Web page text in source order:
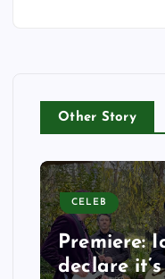
Other Story
CELEB
Premiere:
declare